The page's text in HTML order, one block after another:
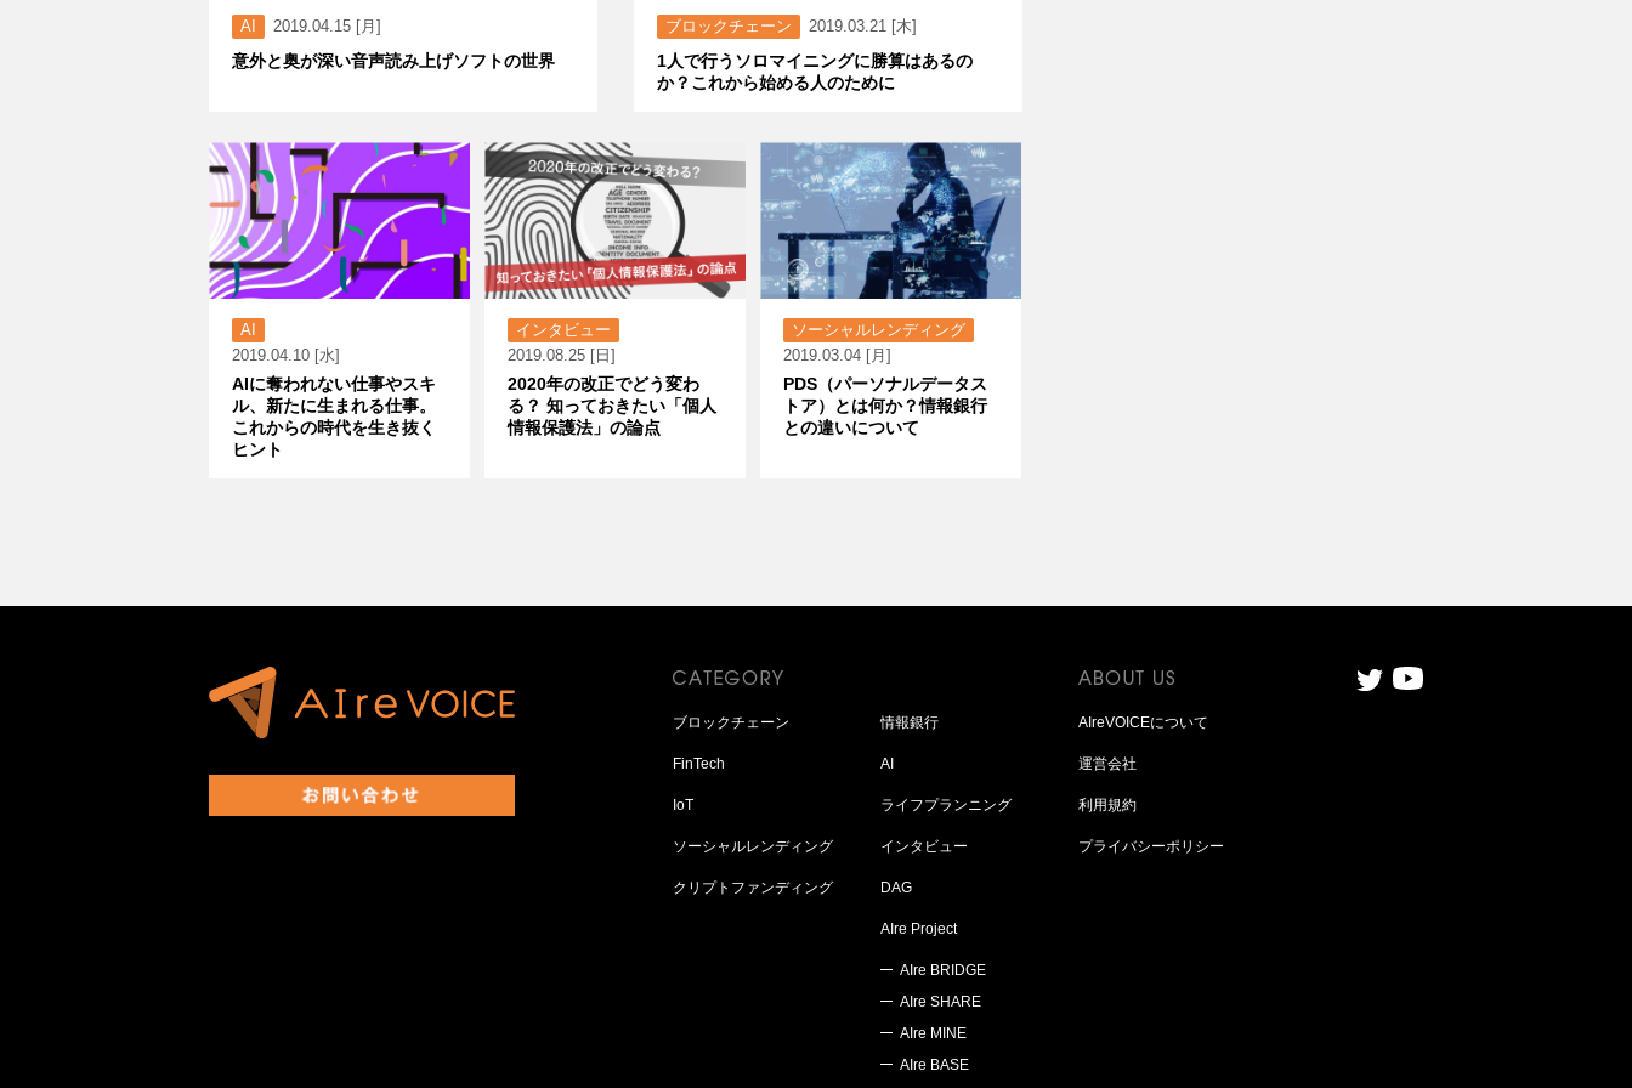
AI 2019.04.15 [月]
意外と奥が深い音声読み上げソフトの世界
ブロックチェーン 2019.03.21 [木]
1人で行うソロマイニングに勝算はあるの
か？これから始める人のために
AI
2019.04.10 [水]
AIに奪われない仕事やスキ
ル、新たに生まれる仕事。
これからの時代を生き抜く
ヒント
インタビュー
2019.08.25 [日]
2020年の改正でどう変わ
る？ 知っておきたい「個人
情報保護法」の論点
ソーシャルレンディング
2019.03.04 [月]
PDS（パーソナルデータス
トア）とは何か？情報銀行
との違いについて
ブロックチェーン
FinTech
IoT
ソーシャルレンディング
クリプトファンディング
情報銀行
AI
ライフプランニング
インタビュー
DAG
AIre Project
AIre BRIDGE
AIre SHARE
AIre MINE
AIre BASE
AIreVOICEについて
運営会社
利用規約
プライバシーポリシー